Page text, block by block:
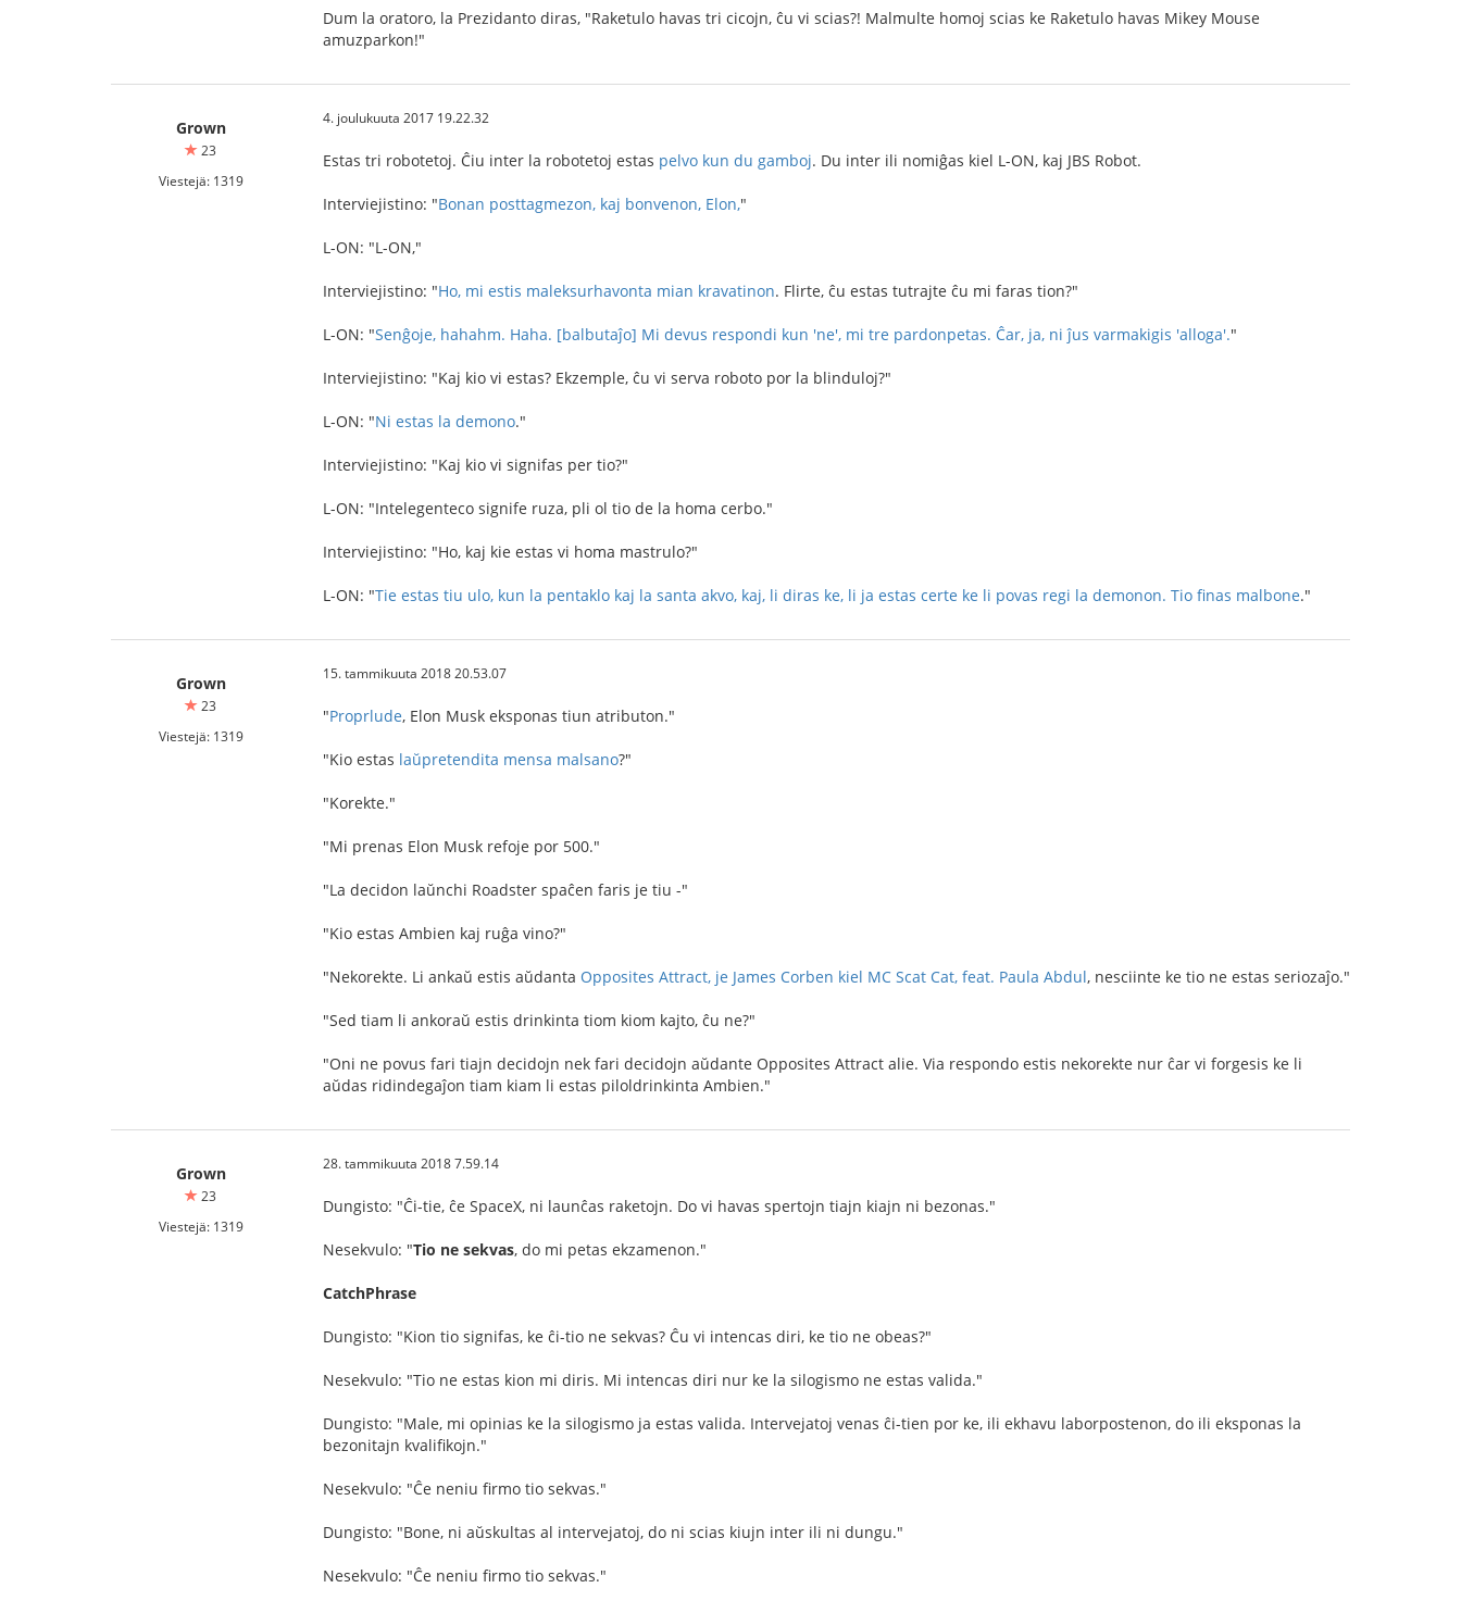
Dum la oratoro, la Prezidanto diras, "Raketulo havas tri cicojn, ĉu vi scias?! Malmulte homoj scias ke Raketulo havas Mikey Mouse
amuzparkon!"
Grown
23
Viestejä: 1319
4. joulukuuta 2017 19.22.32
Estas tri robotetoj. Ĉiu inter la robotetoj estas pelvo kun du gamboj. Du inter ili nomiĝas kiel L-ON, kaj JBS Robot.
Interviejistino: "Bonan posttagmezon, kaj bonvenon, Elon,"
L-ON: "L-ON,"
Interviejistino: "Ho, mi estis maleksurhavonta mian kravatinon. Flirte, ĉu estas tutrajte ĉu mi faras tion?"
L-ON: "Senĝoje, hahahm. Haha. [balbutaĵo] Mi devus respondi kun 'ne', mi tre pardonpetas. Ĉar, ja, ni ĵus varmakigis 'alloga'."
Interviejistino: "Kaj kio vi estas? Ekzemple, ĉu vi serva roboto por la blinduloj?"
L-ON: "Ni estas la demono."
Interviejistino: "Kaj kio vi signifas per tio?"
L-ON: "Intelegenteco signife ruza, pli ol tio de la homa cerbo."
Interviejistino: "Ho, kaj kie estas vi homa mastrulo?"
L-ON: "Tie estas tiu ulo, kun la pentaklo kaj la santa akvo, kaj, li diras ke, li ja estas certe ke li povas regi la demonon. Tio finas malbone."
Grown
23
Viestejä: 1319
15. tammikuuta 2018 20.53.07
"Proprlude, Elon Musk eksponas tiun atributon."
"Kio estas laŭpretendita mensa malsano?"
"Korekte."
"Mi prenas Elon Musk refoje por 500."
"La decidon laŭnchi Roadster spaĉen faris je tiu -"
"Kio estas Ambien kaj ruĝa vino?"
"Nekorekte. Li ankaŭ estis aŭdanta Opposites Attract, je James Corben kiel MC Scat Cat, feat. Paula Abdul, nesciinte ke tio ne estas seriozaĵo."
"Sed tiam li ankoraŭ estis drinkinta tiom kiom kajto, ĉu ne?"
"Oni ne povus fari tiajn decidojn nek fari decidojn aŭdante Opposites Attract alie. Via respondo estis nekorekte nur ĉar vi forgesis ke li
aŭdas ridindegaĵon tiam kiam li estas piloldrinkinta Ambien."
Grown
23
Viestejä: 1319
28. tammikuuta 2018 7.59.14
Dungisto: "Ĉi-tie, ĉe SpaceX, ni launĉas raketojn. Do vi havas spertojn tiajn kiajn ni bezonas."
Nesekvulo: "Tio ne sekvas, do mi petas ekzamenon."
CatchPhrase
Dungisto: "Kion tio signifas, ke ĉi-tio ne sekvas? Ĉu vi intencas diri, ke tio ne obeas?"
Nesekvulo: "Tio ne estas kion mi diris. Mi intencas diri nur ke la silogismo ne estas valida."
Dungisto: "Male, mi opinias ke la silogismo ja estas valida. Intervejatoj venas ĉi-tien por ke, ili ekhavu laborpostenon, do ili eksponas la
bezonitajn kvalifikojn."
Nesekvulo: "Ĉe neniu firmo tio sekvas."
Dungisto: "Bone, ni aŭskultas al intervejatoj, do ni scias kiujn inter ili ni dungu."
Nesekvulo: "Ĉe neniu firmo tio sekvas."